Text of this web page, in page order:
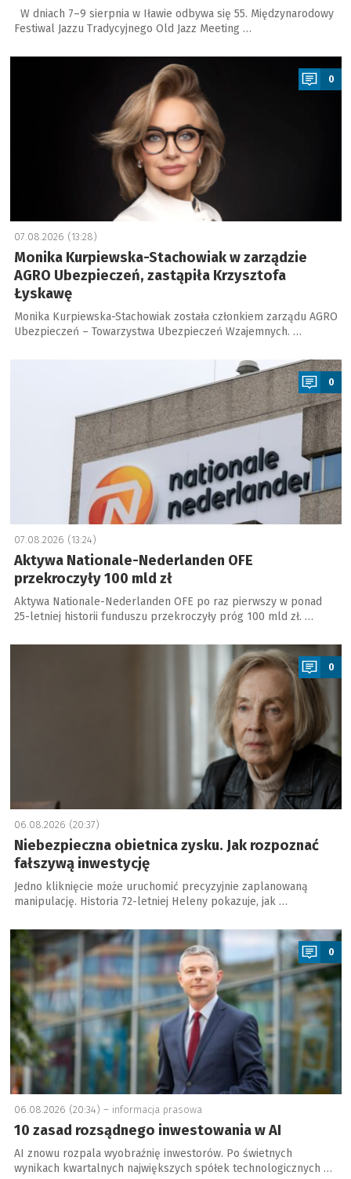
W dniach 7–9 sierpnia w Iławie odbywa się 55. Międzynarodowy
Festiwal Jazzu Tradycyjnego Old Jazz Meeting …
a
0
07.08.2026 (13:28)
Monika Kurpiewska-Stachowiak w zarządzie
AGRO Ubezpieczeń, zastąpiła Krzysztofa
Łyskawę
Monika Kurpiewska-Stachowiak została członkiem zarządu AGRO
Ubezpieczeń – Towarzystwa Ubezpieczeń Wzajemnych. …
0
07.08.2026 (13:24)
Aktywa Nationale-Nederlanden OFE
przekroczyły 100 mld zł
Aktywa Nationale-Nederlanden OFE po raz pierwszy w ponad
25-letniej historii funduszu przekroczyły próg 100 mld zł. …
a
0
06.08.2026 (20:37)
Niebezpieczna obietnica zysku. Jak rozpoznać
fałszywą inwestycję
Jedno kliknięcie może uruchomić precyzyjnie zaplanowaną
manipulację. Historia 72-letniej Heleny pokazuje, jak …
a
0
06.08.2026 (20:34) – informacja prasowa
10 zasad rozsądnego inwestowania w AI
AI znowu rozpala wyobraźnię inwestorów. Po świetnych
wynikach kwartalnych największych spółek technologicznych …